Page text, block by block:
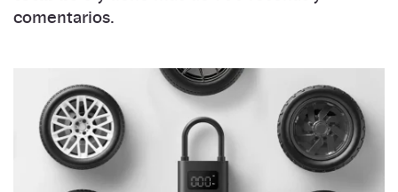
comentarios.